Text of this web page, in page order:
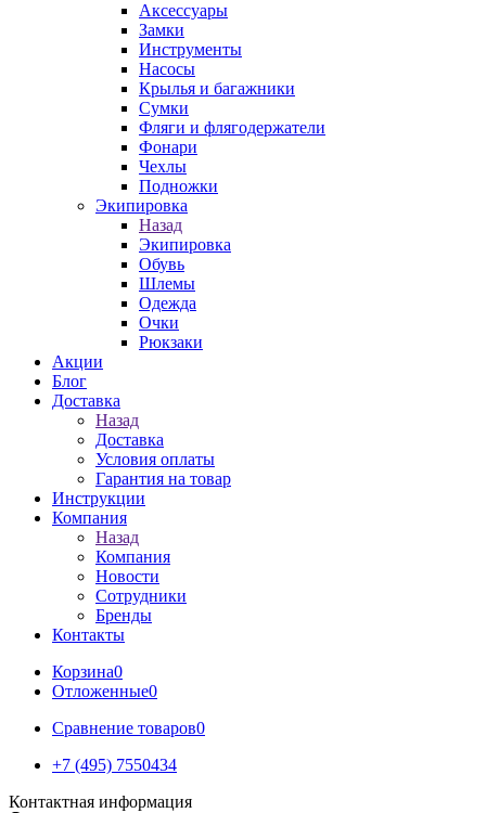
Аксессуары
Замки
Инструменты
Насосы
Крылья и багажники
Сумки
Фляги и флягодержатели
Фонари
Чехлы
Подножки
Экипировка
Назад
Экипировка
Обувь
Шлемы
Одежда
Очки
Рюкзаки
Акции
Блог
Доставка
Назад
Доставка
Условия оплаты
Гарантия на товар
Инструкции
Компания
Назад
Компания
Новости
Сотрудники
Бренды
Контакты
Корзина0
Отложенные0
Сравнение товаров0
+7 (495) 7550434
Контактная информация